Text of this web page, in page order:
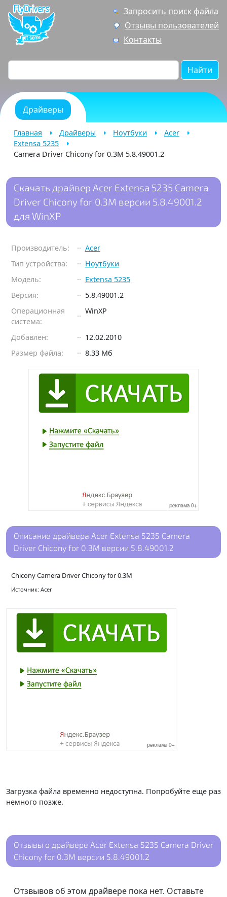
Запросить поиск файла
Отзывы пользователей
Контакты
Найти
Драйверы
Главная Драйверы Ноутбуки
Acer
Extensa 5235
Camera Driver Chicony for 0.3M 5.8.49001.2
Скачать драйвер Acer Extensa 5235 Camera
Driver Chicony for 0.3M версии 5.8.49001.2
для WinXP
Производитель:
Acer
Тип устройства:
Ноутбуки
Модель:
Extensa 5235
Версия:
5.8.49001.2
Операционная
система:
WinXP
Добавлен:
12.02.2010
Размер файла:
8.33 Мб
Описание драйвера Acer Extensa 5235 Camera
Driver Chicony for 0.3M версии 5.8.49001.2
Chicony Camera Driver Chicony for 0.3M
Источник: Acer
Загрузка файла временно недоступна. Попробуйте еще раз
немного позже.
Отзывы о драйвере Acer Extensa 5235 Camera Driver
Chicony for 0.3M версии 5.8.49001.2
Отзвывов об этом драйвере пока нет. Оставьте